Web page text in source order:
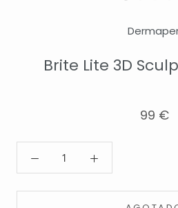
Brite Lite 3D
99 €